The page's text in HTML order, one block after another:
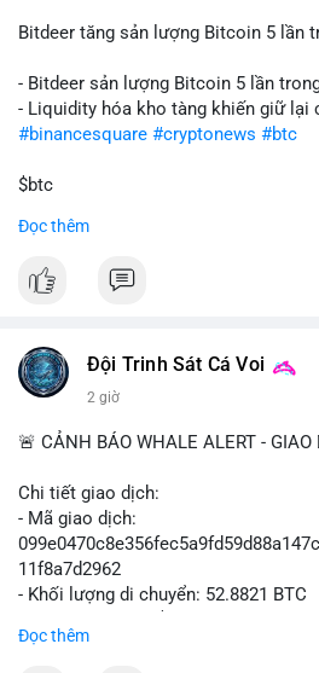
Bitdeer tăng sản lượng Bitcoin 5 lần
- Bitdeer sản lượng Bitcoin 5 lần
- Liquidity hóa kho tàng khiến giữ lại
#binancesquare #cryptonews #btc
$btc
#vlikevn
📰 Nguồn: Cointelegraph
Đọc thêm
Đội Trinh Sát Cá Voi
2 giờ
🚨 CẢNH BÁO WHALE ALERT - GIAO
Chi tiết giao dịch:
- Mã giao dịch:
11f8a7d2962
- Khối lượng di chuyển: 52.8821 BTC
USD)
Đọc thêm